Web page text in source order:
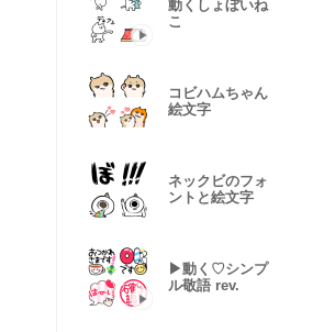
動くしょぼいね
こ
コビハムちゃん
絵文字
ネックビのフォ
ントと絵文字
▶︎動く♡シンプ
ル敬語 rev.